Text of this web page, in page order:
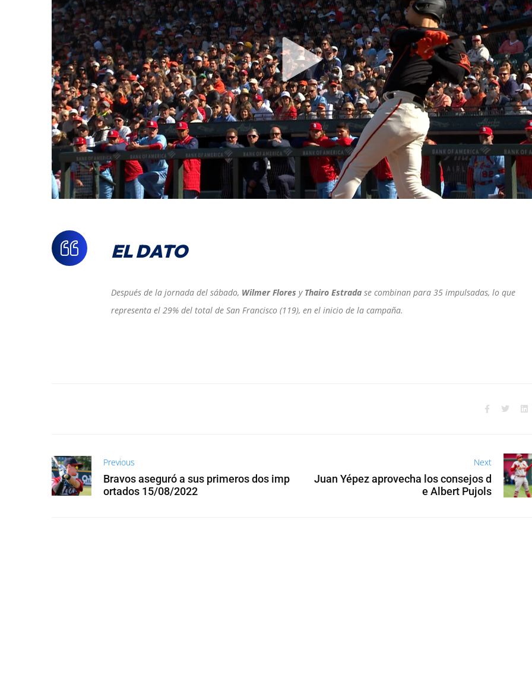
EL DATO
Después de la jornada del sábado, Wilmer Flores y Thairo Estrada se combinan para 35 impulsadas, lo que
representa el 29% del total de San Francisco (119), en el inicio de la campaña.
Previous
Bravos aseguró a sus primeros dos imp
ortados 15/08/2022
Next
Juan Yépez aprovecha los consejos d
e Albert Pujols